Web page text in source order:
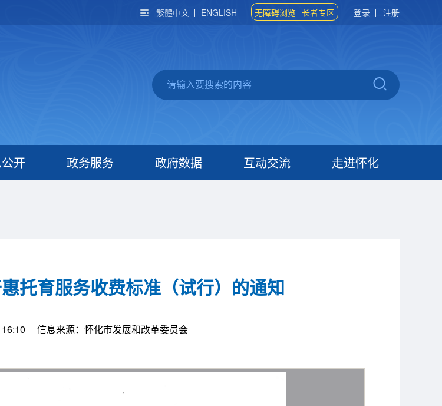
繁體中文 ENGLISH 无障碍浏览 长者专区 登录 注册
开 政务服务 政府数据 互动交流 走进怀化
托育服务收费标准（试行）的通知
信息来源：怀化市发展和改革委员会